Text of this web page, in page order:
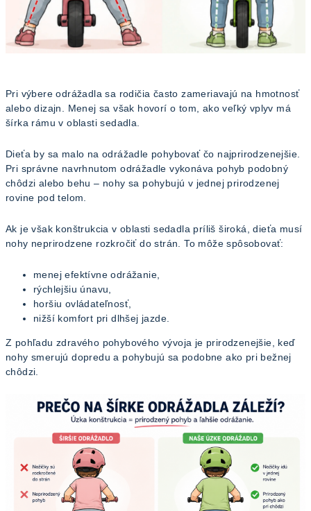
Pri výbere odrážadla sa rodičia často zameriavajú na hmotnosť
alebo dizajn. Menej sa však hovorí o tom, ako veľký vplyv má
šírka rámu v oblasti sedadla.
Dieťa by sa malo na odrážadle pohybovať čo najprirodzenejšie.
Pri správne navrhnutom odrážadle vykonáva pohyb podobný
chôdzi alebo behu – nohy sa pohybujú v jednej prirodzenej
rovine pod telom.
Ak je však konštrukcia v oblasti sedadla príliš široká, dieťa musí
nohy neprirodzene rozkročiť do strán. To môže spôsobovať:
menej efektívne odrážanie,
rýchlejšiu únavu,
horšiu ovládateľnosť,
nižší komfort pri dlhšej jazde.
Z pohľadu zdravého pohybového vývoja je prirodzenejšie, keď
nohy smerujú dopredu a pohybujú sa podobne ako pri bežnej
chôdzi.